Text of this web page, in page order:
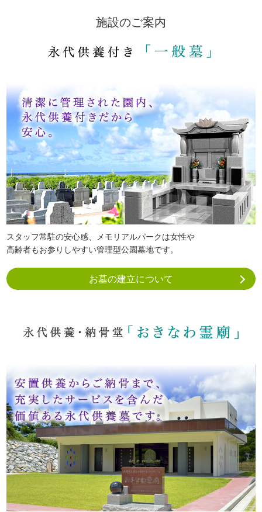
施設のご案内
スタッフ常駐の安心感、メモリアルパークは女性や
高齢者もお参りしやすい管理型公園墓地です。
お墓の建立について